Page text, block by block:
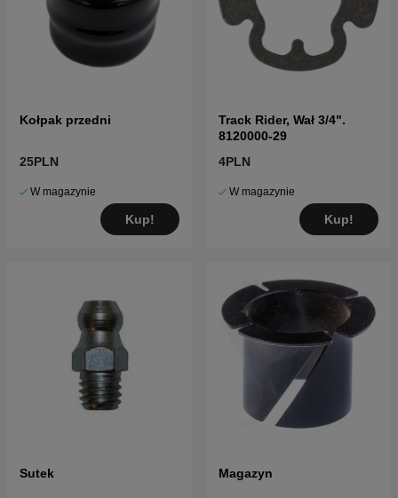
Kołpak przedni
25PLN
W magazynie
Kup!
Track Rider, Wał 3/4".
8120000-29
4PLN
W magazynie
Kup!
Sutek Magazyn